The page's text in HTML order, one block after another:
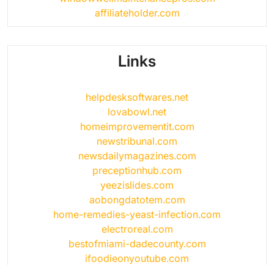
affiliateholder.com
Links
helpdesksoftwares.net
lovabowl.net
homeimprovementit.com
newstribunal.com
newsdailymagazines.com
preceptionhub.com
yeezislides.com
aobongdatotem.com
home-remedies-yeast-infection.com
electroreal.com
bestofmiami-dadecounty.com
ifoodieonyoutube.com